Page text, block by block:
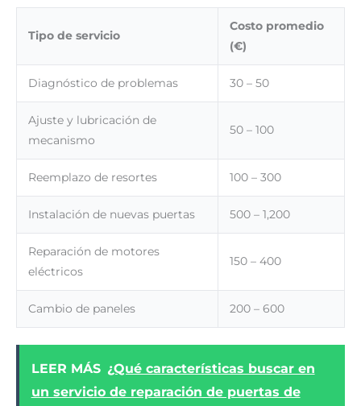
Tipo de servicio
Costo promedio
(€)
Diagnóstico de problemas 30 – 50
Ajuste y lubricación de
mecanismo
50 – 100
Reemplazo de resortes 100 – 300
Instalación de nuevas puertas 500 – 1,200
Reparación de motores
eléctricos
150 – 400
Cambio de paneles 200 – 600
LEER MÁS ¿Qué características buscar en
un servicio de reparación de puertas de